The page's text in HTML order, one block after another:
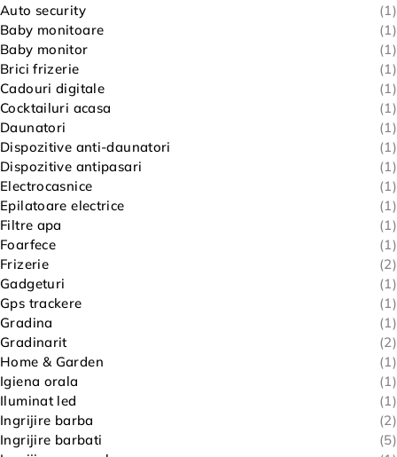
Auto security
(1)
Baby monitoare
(1)
Baby monitor
(1)
Brici frizerie
(1)
Cadouri digitale
(1)
Cocktailuri acasa
(1)
Daunatori
(1)
Dispozitive anti-daunatori
(1)
Dispozitive antipasari
(1)
Electrocasnice
(1)
Epilatoare electrice
(1)
Filtre apa
(1)
Foarfece
(1)
Frizerie
(2)
Gadgeturi
(1)
Gps trackere
(1)
Gradina
(1)
Gradinarit
(2)
Home & Garden
(1)
Igiena orala
(1)
Iluminat led
(1)
Ingrijire barba
(2)
Ingrijire barbati
(5)